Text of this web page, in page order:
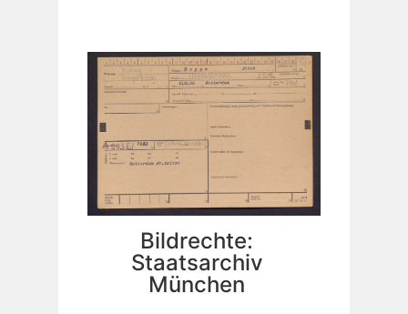
Bildrechte:
Staatsarchiv
München